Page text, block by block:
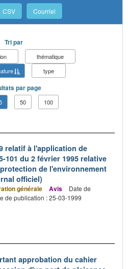
CSV Courriel
Tri par
thématique
type
par page
50 100
relatif à l'application de
101 du 2 février 1995 relative
de l'environnement
officiel)
générale Avis
Date de
de publication : 25-03-1999
approbation du cahier